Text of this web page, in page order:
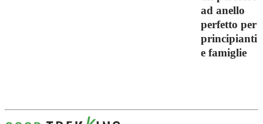
ad anello
perfetto per
principianti
e famiglie